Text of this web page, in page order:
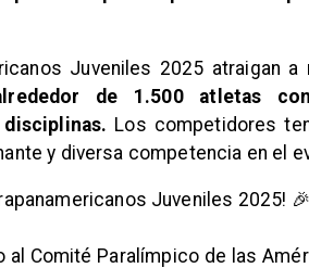
Juveniles 2025 atraigan a
de 1.500 atletas
Los competidores
y diversa competencia en el
Juveniles 2025! 🎉
Comité Paralímpico de las